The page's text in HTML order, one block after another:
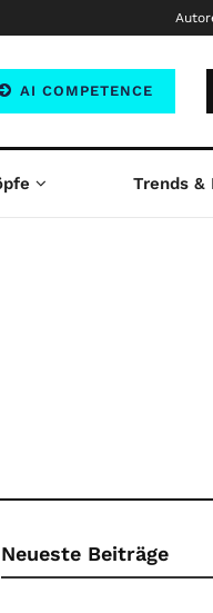
AI COMPETENCE
Trends &
Neueste Beiträge